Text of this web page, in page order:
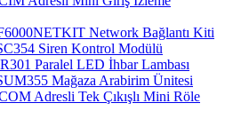
Network Bağlantı Kiti
Siren Kontrol Modülü
Paralel LED İhbar Lambası
Mağaza Arabirim Ünitesi
Adresli Tek Çıkışlı Mini Röle